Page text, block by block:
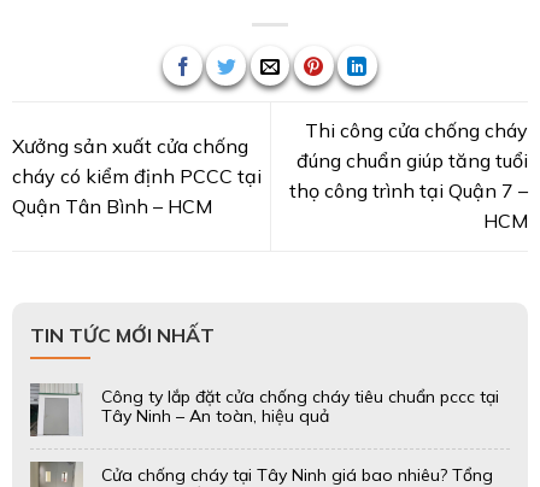
Xưởng sản xuất cửa chống
cháy có kiểm định PCCC tại
Quận Tân Bình – HCM
Thi công cửa chống cháy
đúng chuẩn giúp tăng tuổi
thọ công trình tại Quận 7 –
HCM
TIN TỨC MỚI NHẤT
Công ty lắp đặt cửa chống cháy tiêu chuẩn pccc tại
Tây Ninh – An toàn, hiệu quả
Cửa chống cháy tại Tây Ninh giá bao nhiêu? Tổng